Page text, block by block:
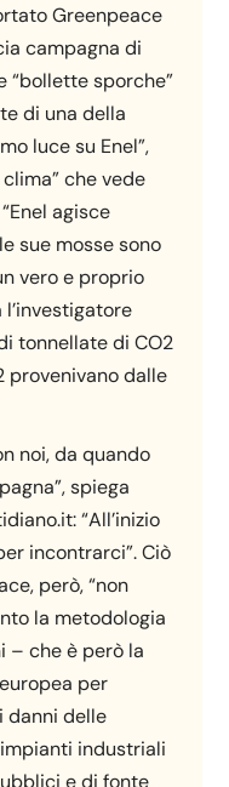
Greenpeace
campagna di
“bollette sporche”
di una della
luce su Enel”,
che vede
agisce
sue mosse sono
vero e proprio
tonnellate di CO2
provenivano dalle
noi, da quando
spiega
“All’inizio
incontrarci”. Ciò
però, “non
la metodologia
– che è però la
per
danni delle
industriali
e di fonte